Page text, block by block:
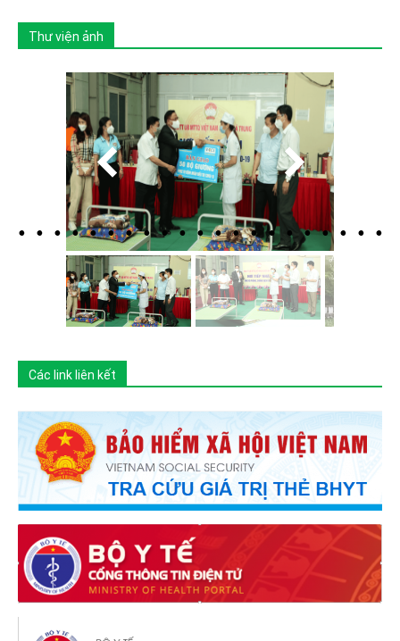
Thư viện ảnh
Các link liên kết